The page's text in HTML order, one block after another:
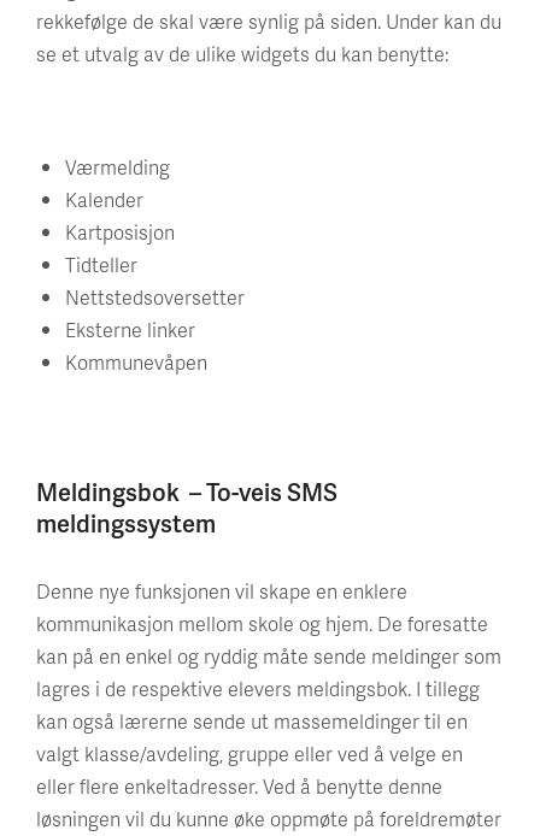
rekkefølge de skal være synlig på siden. Under kan du
se et utvalg av de ulike widgets du kan benytte:
Værmelding
Kalender
Kartposisjon
Tidteller
Nettstedsoversetter
Eksterne linker
Kommunevåpen
Meldingsbok – To-veis SMS
meldingssystem
Denne nye funksjonen vil skape en enklere
kommunikasjon mellom skole og hjem. De foresatte
kan på en enkel og ryddig måte sende meldinger som
lagres i de respektive elevers meldingsbok. I tillegg
kan også lærerne sende ut massemeldinger til en
valgt klasse/avdeling, gruppe eller ved å velge en
eller flere enkeltadresser. Ved å benytte denne
løsningen vil du kunne øke oppmøte på foreldremøter